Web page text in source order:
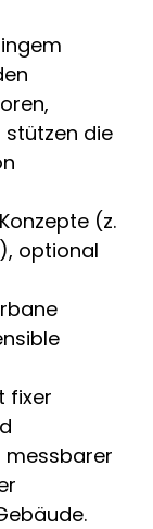
stützen die
(z.
optional
fixer
messbarer